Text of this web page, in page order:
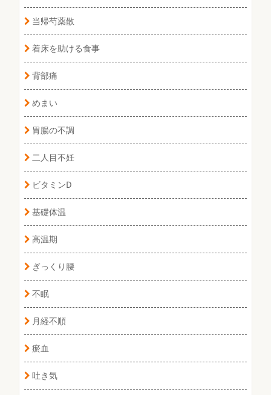
当帰芍薬散
着床を助ける食事
背部痛
めまい
胃腸の不調
二人目不妊
ビタミンD
基礎体温
高温期
ぎっくり腰
不眠
月経不順
瘀血
吐き気